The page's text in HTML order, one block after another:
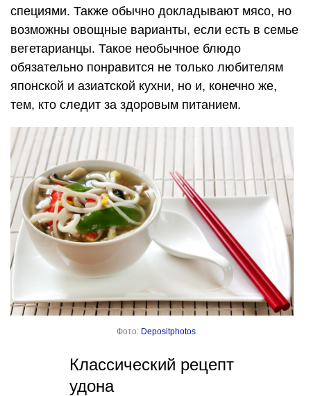
специями. Также обычно докладывают мясо, но
возможны овощные варианты, если есть в семье
вегетарианцы. Такое необычное блюдо
обязательно понравится не только любителям
японской и азиатской кухни, но и, конечно же,
тем, кто следит за здоровым питанием.
Фото: Depositphotos
Классический рецепт
удона